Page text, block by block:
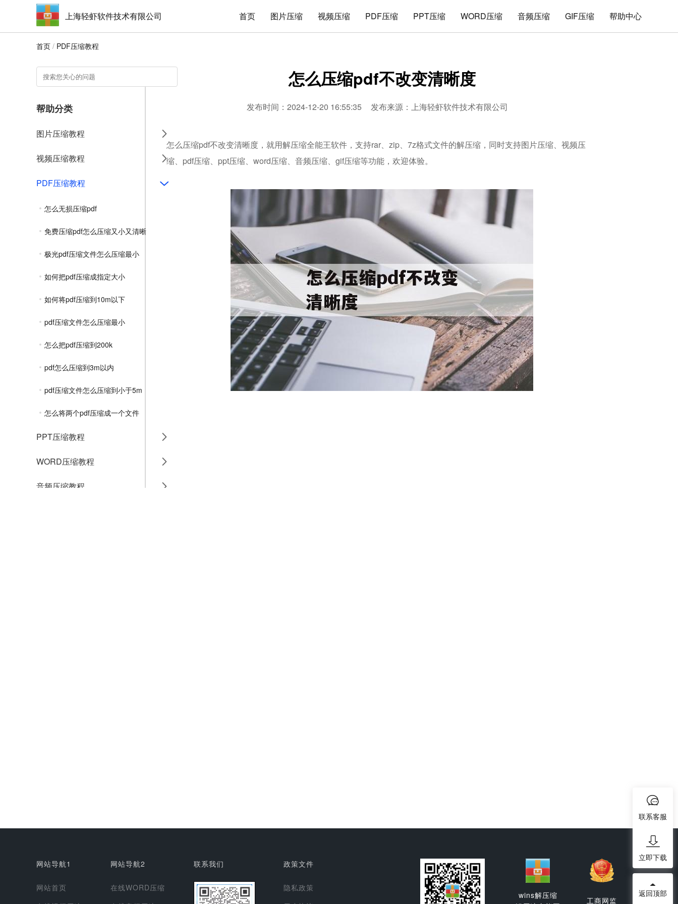
上海轻虾软件技术有限公司 首页 图片压缩 视频压缩 PDF压缩 PPT压缩 WORD压缩 音频压缩 GIF压缩 帮助中心
首页 / PDF压缩教程
帮助分类
图片压缩教程
视频压缩教程
PDF压缩教程
怎么无损压缩pdf
免费压缩pdf怎么压缩又小又清晰
极光pdf压缩文件怎么压缩最小
如何把pdf压缩成指定大小
如何将pdf压缩到10m以下
pdf压缩文件怎么压缩最小
怎么把pdf压缩到200k
pdf怎么压缩到3m以内
pdf压缩文件怎么压缩到小于5m
怎么将两个pdf压缩成一个文件
PPT压缩教程
WORD压缩教程
音频压缩教程
怎么压缩pdf不改变清晰度
发布时间：2024-12-20 16:55:35 发布来源：上海轻虾软件技术有限公司
怎么压缩pdf不改变清晰度，就用解压缩全能王软件，支持rar、zip、7z格式文件的解压缩，同时支持图片压缩、视频压
缩、pdf压缩、ppt压缩、word压缩、音频压缩、gif压缩等功能，欢迎体验。
网站导航1
网站首页
网站导航2
在线WORD压缩
联系我们 政策文件
隐私政策
wins解压缩
工商网监
联系客服
立即下载
返回顶部